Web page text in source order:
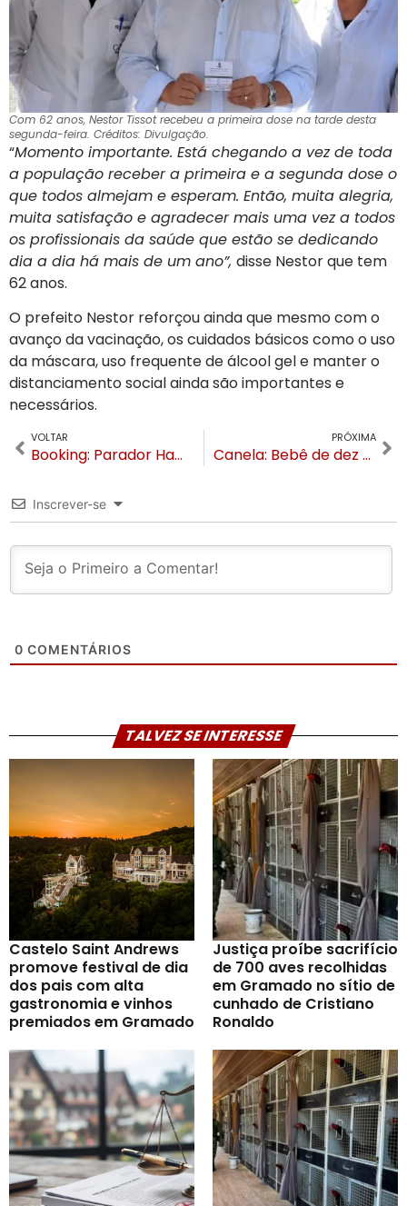
Com 62 anos, Nestor Tissot recebeu a primeira dose na tarde desta
segunda-feira. Créditos: Divulgação.
“Momento importante. Está chegando a vez de toda
a população receber a primeira e a segunda dose o
que todos almejam e esperam. Então, muita alegria,
muita satisfação e agradecer mais uma vez a todos
os profissionais da saúde que estão se dedicando
dia a dia há mais de um ano”, disse Nestor que tem
62 anos.
O prefeito Nestor reforçou ainda que mesmo com o
avanço da vacinação, os cuidados básicos como o uso
da máscara, uso frequente de álcool gel e manter o
distanciamento social ainda são importantes e
necessários.
VOLTAR
Booking: Parador Hampel entre os seis locais com restaurantes excepcionais
PRÓXIMA
Canela: Bebê de dez dias é salvo em atendimento pelo 193
Inscrever-se
0 COMENTÁRIOS
TALVEZ SE INTERESSE
Castelo Saint Andrews
promove festival de dia
dos pais com alta
gastronomia e vinhos
premiados em Gramado
Justiça proíbe sacrifício
de 700 aves recolhidas
em Gramado no sítio de
cunhado de Cristiano
Ronaldo